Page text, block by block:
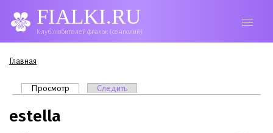
FIALKI.RU
Клуб любителей фиалок (сенполий)
Вы здесь
Главная
Главные вкладки
Просмотр (активная вкладка)
Следить
estella